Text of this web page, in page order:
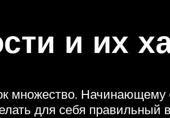
и их
множество. Начинающему
для себя